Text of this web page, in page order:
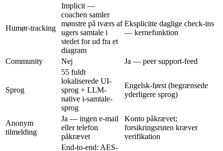
Humør-tracking
Implicit —
coachen samler
mønstre på tværs af
ugers samtale i
stedet for ud fra et
diagram
Eksplicitte daglige check-ins
— kernefunktion
Community Nej Ja — peer support-feed
Sprog
55 fuldt
lokaliserede UI-
sprog + LLM-
native i-samtale-
sprog
Engelsk-først (begrænsede
yderligere sprog)
Anonym
tilmelding
Ja — ingen e-mail
eller telefon
påkrævet
Konto påkrævet;
forsikringsruten kræver
verifikation
End-to-end: AES-